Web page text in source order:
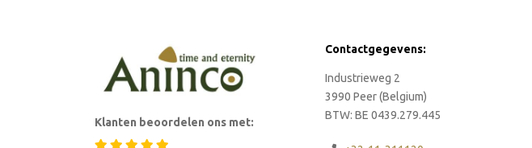
Klanten beoordelen ons met:
Contactgegevens:
Industrieweg 2
3990 Peer (Belgium)
BTW: BE 0439.279.445